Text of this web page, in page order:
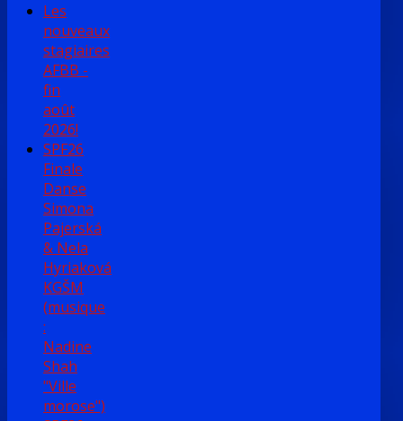
Les
nouveaux
stagiaires
AFBB -
fin
août
2026!
SPF26
Finale
Danse
Simona
Pajerská
& Nela
Hyriaková
KGŠM
(musique
:
Nadine
Shah
"Ville
morose")